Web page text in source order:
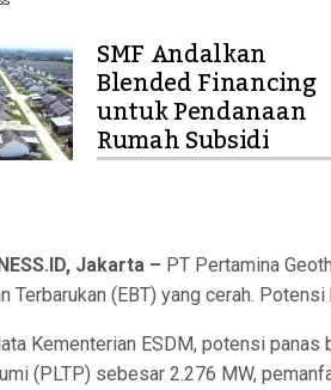
SMF Andalkan
Blended Financing
untuk Pendanaan
Rumah Subsidi
Jakarta – PT Pertamina
Terbarukan (EBT) yang cerah.
Kementerian ESDM, potensi
(PLTP) sebesar 2.276 MW,